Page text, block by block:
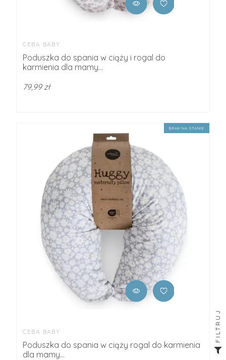
CEBA BABY
Poduszka do spania w ciąży i rogal do
karmienia dla mamy...
79,99 zł
CEBA BABY
Poduszka do spania w ciąży rogal do karmienia
dla mamy...
BRAK NA STANIE
FILTRUJ